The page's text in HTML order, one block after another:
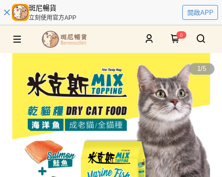
斑尼暢貨
立刻使用官方APP
開啟APP
0
1/5